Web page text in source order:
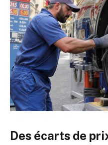
Des écarts de